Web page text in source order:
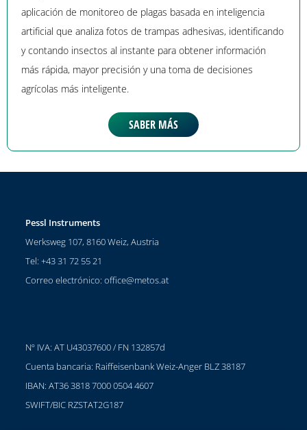
aplicación de monitoreo de plagas basada en inteligencia
artificial que analiza fotos de trampas adhesivas, identificando
y contando insectos al instante para obtener información
más rápida, mayor precisión y una toma de decisiones
agrícolas más inteligente.
SABER MÁS
Pessl Instruments
Werksweg 107, 8160 Weiz, Austria
Tel: +43 31 72 55 21
Correo electrónico:office@metos.at
Nº IVA: AT U43037600 / FN 132857d
Cuenta bancaria: Raiffeisenbank Weiz-Anger BLZ 38187
IBAN: AT36 3818 7000 0504 4607
SWIFT/BIC RZSTAT2G187